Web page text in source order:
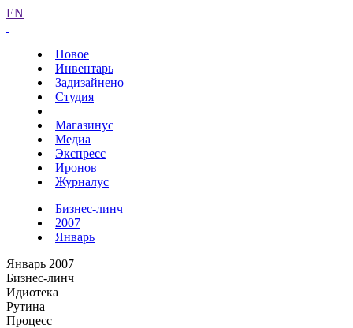
EN
Новое
Инвентарь
Задизайнено
Студия
Магазинус
Медиа
Экспресс
Иронов
Журналус
Бизнес-линч
2007
Январь
Январь 2007
Бизнес-линч
Идиотека
Рутина
Процесс